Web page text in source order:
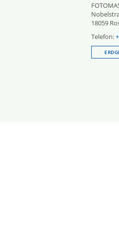
18059
Telefon: